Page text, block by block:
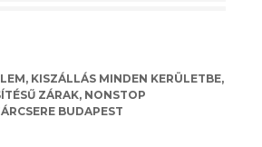
, KISZÁLLÁS MINDEN KERÜLETBE,
ZÁRAK, NONSTOP
BUDAPEST